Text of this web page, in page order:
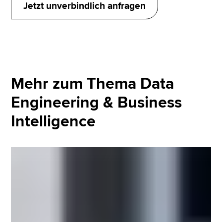
und Qualitätsprozesse für fünf kritische
Jetzt unverbindlich anfragen
Mehr zum Thema Data
Engineering & Business
Intelligence